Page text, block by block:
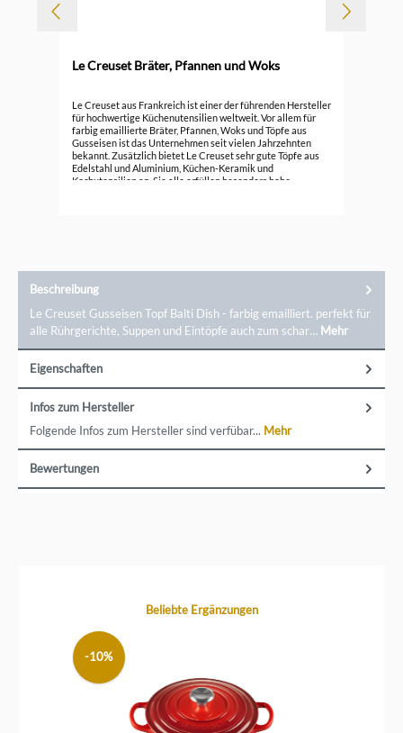
Le Creuset Bräter, Pfannen und Woks
Le Creuset aus Frankreich ist einer der führenden Hersteller
für hochwertige Küchenutensilien weltweit. Vor allem für
farbig emaillierte Bräter, Pfannen, Woks und Töpfe aus
Gusseisen ist das Unternehmen seit vielen Jahrzehnten
bekannt. Zusätzlich bietet Le Creuset sehr gute Töpfe aus
Edelstahl und Aluminium, Küchen-Keramik und
Kochutensilien an. Sie alle erfüllen besonders hohe
Beschreibung
Le Creuset Gusseisen Topf Balti Dish - farbig emailliert. perfekt für
alle Rührgerichte, Suppen und Eintöpfe auch zum schar… Mehr
Eigenschaften
Infos zum Hersteller
Folgende Infos zum Hersteller sind verfübar... Mehr
Bewertungen
Produktgalerie überspringenBeliebte Ergänzungen
-10%